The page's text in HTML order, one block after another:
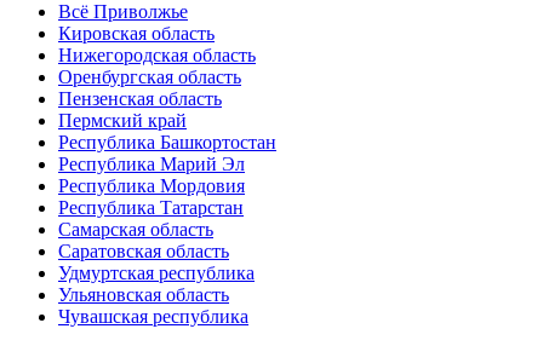
Всё Приволжье
Кировская область
Нижегородская область
Оренбургская область
Пензенская область
Пермский край
Республика Башкортостан
Республика Марий Эл
Республика Мордовия
Республика Татарстан
Самарская область
Саратовская область
Удмуртская республика
Ульяновская область
Чувашская республика